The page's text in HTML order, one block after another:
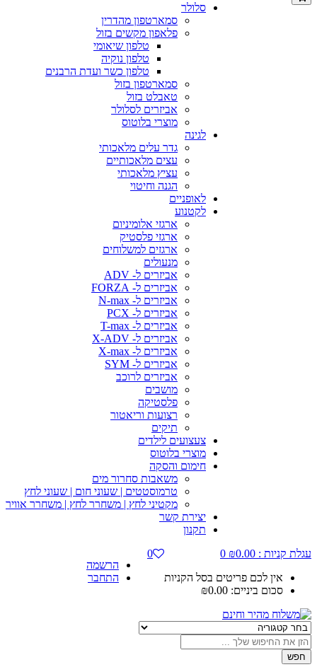
סלולר
סמארטפון מהדרין
פלאפון מקשים בזול
טלפון שיאומי
טלפון נוקיה
טלפון כשר ועדת הרבנים
סמארטפון בזול
טאבלט בזול
אביזרים לסלולר
מוצרי בלוטוס
לגינה
גדר עלים מלאכותי
עצים מלאכותיים
עציץ מלאכותי
הגנה וחיטוי
לאופניים
לקטנוע
ארגזי אלומיניום
ארגזי פלסטיק
ארגזים למשלוחים
מנעולים
אביזרים ל- ADV
אביזרים ל- FORZA
אביזרים ל- N-max
אביזרים ל- PCX
אביזרים ל- T-max
אביזרים ל- X-ADV
אביזרים ל- X-max
אביזרים ל- SYM
אביזרים לרוכב
מושבים
פלסטיקה
רצועות וריאטור
תיקים
צעצועים לילדים
מוצרי בלוטוס
חימום והסקה
משאבות סחרור מים
טרמוסטטים | שעוני חום | שעוני לחץ
מקטיני לחץ | משחרר לחץ | משחרר אוויר
יצירת קשר
תקנון
עגלת קניות :
₪0.00
0
אין לכם פריטים בסל הקניות
סכום ביניים:
₪0.00
0
הרשמה
התחבר
חפש